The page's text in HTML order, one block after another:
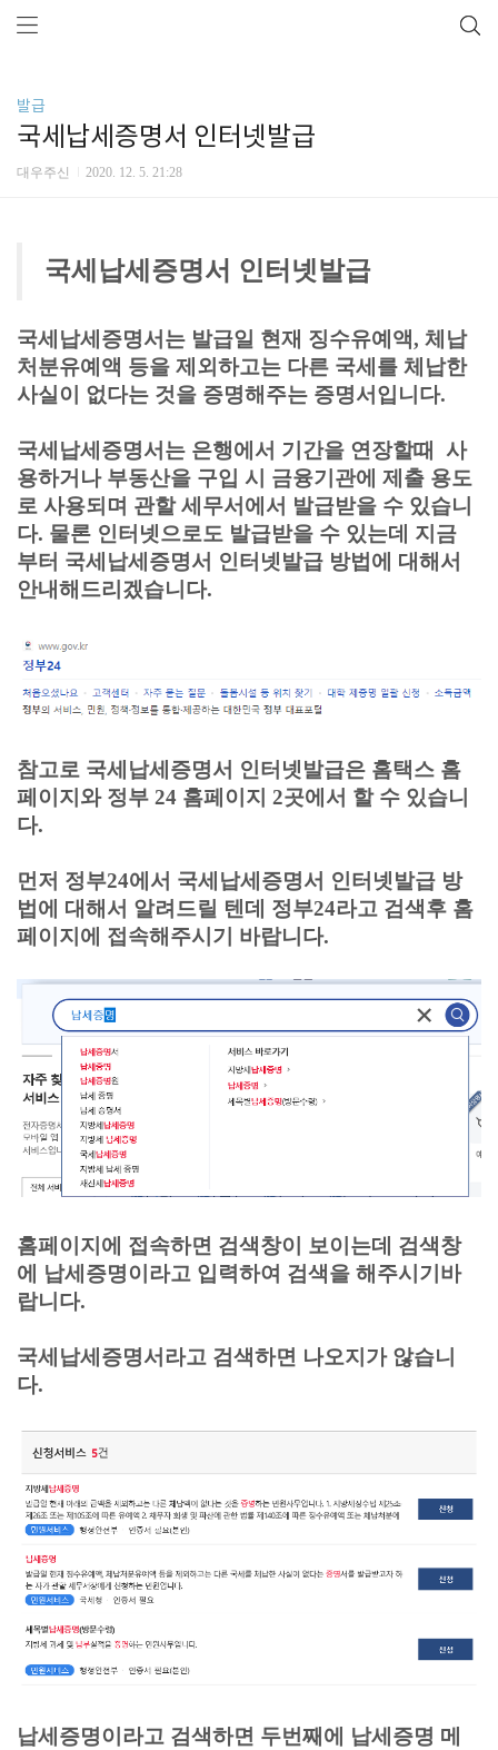
발급
국세납세증명서 인터넷발급
대우주신 2020. 12. 5. 21:28
국세납세증명서 인터넷발급
국세납세증명서는 발급일 현재 징수유예액, 체납
처분유예액 등을 제외하고는 다른 국세를 체납한
사실이 없다는 것을 증명해주는 증명서입니다.
국세납세증명서는 은행에서 기간을 연장할때 사
용하거나 부동산을 구입 시 금융기관에 제출 용도
로 사용되며 관할 세무서에서 발급받을 수 있습니
다. 물론 인터넷으로도 발급받을 수 있는데 지금
부터 국세납세증명서 인터넷발급 방법에 대해서
안내해드리겠습니다.
참고로 국세납세증명서 인터넷발급은 홈택스 홈
페이지와 정부 24 홈페이지 2곳에서 할 수 있습니
다.
먼저 정부24에서 국세납세증명서 인터넷발급 방
법에 대해서 알려드릴 텐데 정부24라고 검색후 홈
페이지에 접속해주시기 바랍니다.
홈페이지에 접속하면 검색창이 보이는데 검색창
에 납세증명이라고 입력하여 검색을 해주시기바
랍니다.
국세납세증명서라고 검색하면 나오지가 않습니
다.
납세증명이라고 검색하면 두번째에 납세증명 메